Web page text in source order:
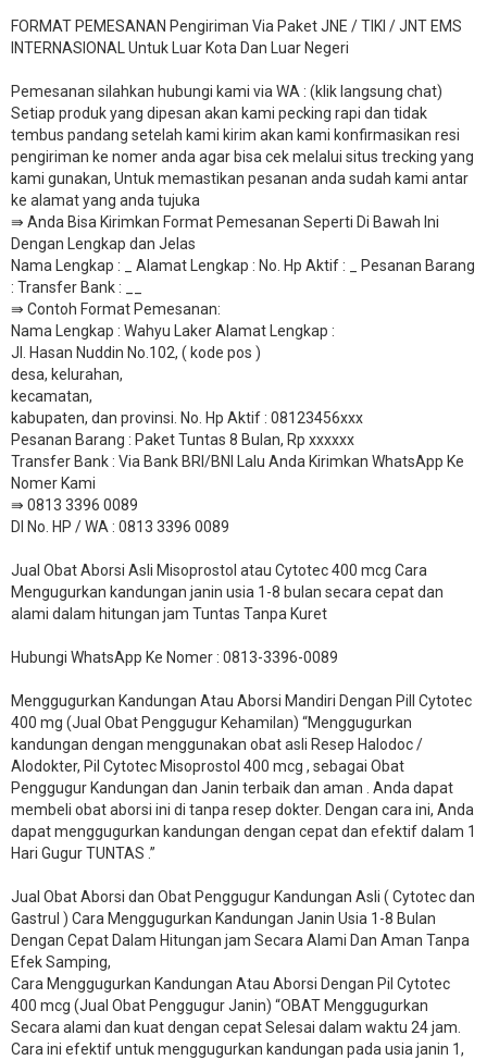
FORMAT PEMESANAN Pengiriman Via Paket JNE / TIKI / JNT EMS
INTERNASIONAL Untuk Luar Kota Dan Luar Negeri
Pemesanan silahkan hubungi kami via WA : (klik langsung chat)
Setiap produk yang dipesan akan kami pecking rapi dan tidak
tembus pandang setelah kami kirim akan kami konfirmasikan resi
pengiriman ke nomer anda agar bisa cek melalui situs trecking yang
kami gunakan, Untuk memastikan pesanan anda sudah kami antar
ke alamat yang anda tujuka
⇛ Anda Bisa Kirimkan Format Pemesanan Seperti Di Bawah Ini
Dengan Lengkap dan Jelas
Nama Lengkap : _ Alamat Lengkap : No. Hp Aktif : _ Pesanan Barang
: Transfer Bank : __
​⇛ Contoh Format Pemesanan:
Nama Lengkap : Wahyu Laker Alamat Lengkap :
Jl. Hasan Nuddin No.102, ( kode pos )
desa, kelurahan,
kecamatan,
kabupaten, dan provinsi. No. Hp Aktif : 08123456xxx
Pesanan Barang : Paket Tuntas 8 Bulan, Rp xxxxxx
​Transfer Bank : Via Bank BRI/BNI Lalu Anda Kirimkan WhatsApp Ke
Nomer Kami
⇛ 0813 3396 0089
DI No. HP / WA : 0813 3396 0089
Jual Obat Aborsi Asli Misoprostol atau Cytotec 400 mcg Cara
Mengugurkan kandungan janin usia 1-8 bulan secara cepat dan
alami dalam hitungan jam Tuntas Tanpa Kuret
Hubungi WhatsApp Ke Nomer : 0813-3396-0089​
Menggugurkan Kandungan Atau Aborsi Mandiri Dengan Pill Cytotec
400 mg (Jual Obat Penggugur Kehamilan) “Menggugurkan
kandungan dengan menggunakan obat asli Resep Halodoc /
Alodokter, Pil Cytotec Misoprostol 400 mcg , sebagai Obat
Penggugur Kandungan dan Janin terbaik dan aman . Anda dapat
membeli obat aborsi ini di tanpa resep dokter. Dengan cara ini, Anda
dapat menggugurkan kandungan dengan cepat dan efektif dalam 1
Hari Gugur TUNTAS .”
Jual Obat Aborsi dan Obat Penggugur Kandungan Asli ( Cytotec dan
Gastrul ) Cara Menggugurkan Kandungan Janin Usia 1-8 Bulan
Dengan Cepat Dalam Hitungan jam Secara Alami Dan Aman Tanpa
Efek Samping,
Cara Menggugurkan Kandungan Atau Aborsi Dengan Pil Cytotec
400 mcg (Jual Obat Penggugur Janin) “OBAT Menggugurkan
Secara alami dan kuat dengan cepat Selesai dalam waktu 24 jam.
Cara ini efektif untuk menggugurkan kandungan pada usia janin 1,